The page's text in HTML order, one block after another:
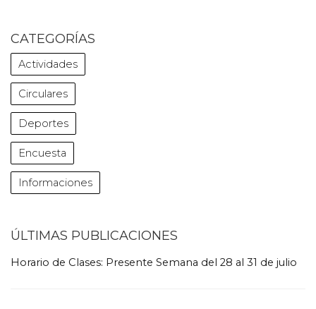
CATEGORÍAS
Actividades
Circulares
Deportes
Encuesta
Informaciones
ÚLTIMAS PUBLICACIONES
Horario de Clases: Presente Semana del 28 al 31 de julio